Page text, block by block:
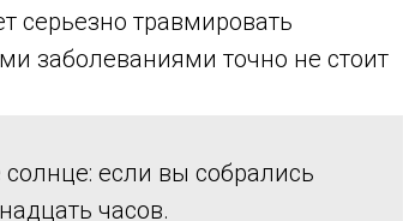
травмировать
заболеваниями точно не стоит
если вы собрались
часов.